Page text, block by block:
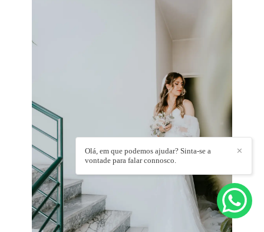
✕
Olá, em que podemos ajudar? Sinta-se a
vontade para falar connosco.